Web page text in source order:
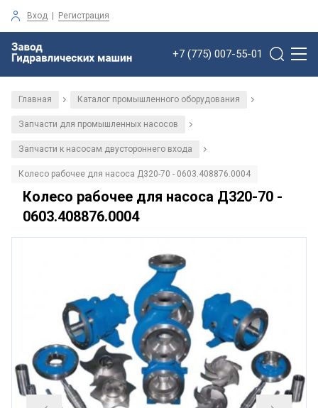
Вход | Регистрация
+7 (775) 007-55-01
Главная / Каталог промышленного оборудования /
Запчасти для промышленных насосов /
Запчасти к насосам двустороннего входа /
Колесо рабочее для насоса Д320-70 - 0603.408876.0004
Колесо рабочее для насоса Д320-70 -
0603.408876.0004